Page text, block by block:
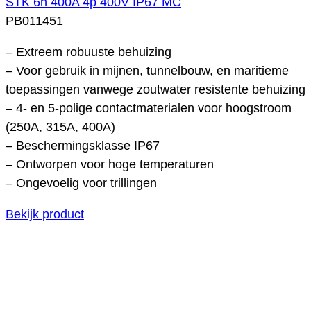
PB011451
– Extreem robuuste behuizing
– Voor gebruik in mijnen, tunnelbouw, en maritieme
toepassingen vanwege zoutwater resistente behuizing
– 4- en 5-polige contactmaterialen voor hoogstroom
(250A, 315A, 400A)
– Beschermingsklasse IP67
– Ontworpen voor hoge temperaturen
– Ongevoelig voor trillingen
Bekijk product